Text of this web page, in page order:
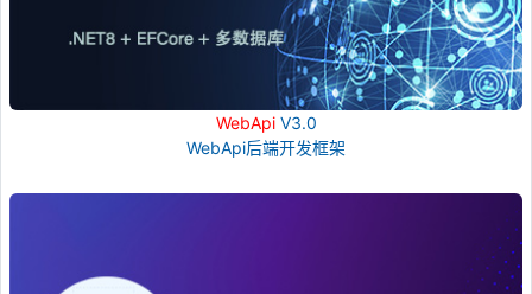
WebApiV3.0
WebApi后端开发框架